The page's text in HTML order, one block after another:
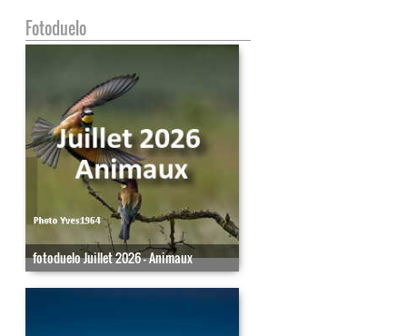
Fotoduelo
fotoduelo Juillet 2026 - Animaux